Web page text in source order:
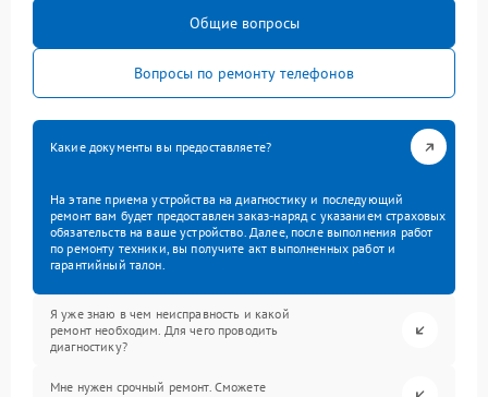
Общие вопросы
Вопросы по ремонту телефонов
Какие документы вы предоставляете?
На этапе приема устройства на диагностику и последующий
ремонт вам будет предоставлен заказ-наряд с указанием страховых
обязательств на ваше устройство. Далее, после выполнения работ
по ремонту техники, вы получите акт выполненных работ и
гарантийный талон.
Я уже знаю в чем неисправность и какой
ремонт необходим. Для чего проводить
диагностику?
Мне нужен срочный ремонт. Сможете